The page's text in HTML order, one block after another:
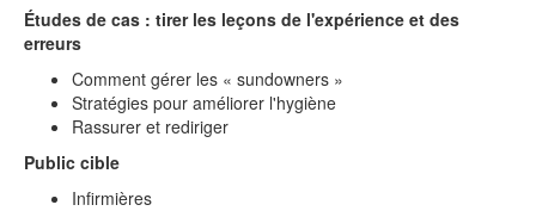
Études de cas : tirer les leçons de l'expérience et des
erreurs
Comment gérer les « sundowners »
Stratégies pour améliorer l'hygiène
Rassurer et rediriger
Public cible
Infirmières